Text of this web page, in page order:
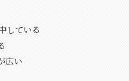
している
広い